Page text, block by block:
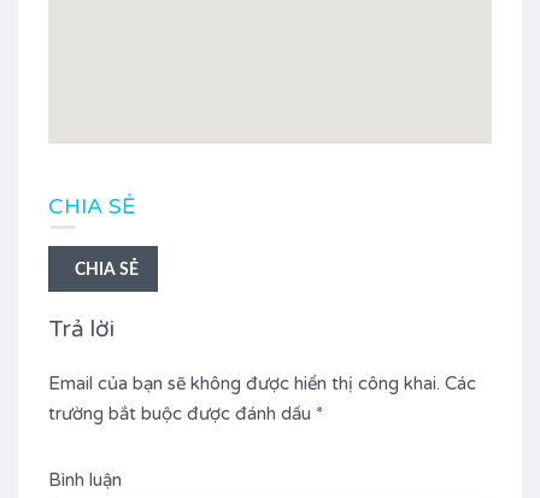
CHIA SẺ
CHIA SẺ
Trả lời
Email của bạn sẽ không được hiển thị công khai. Các
trường bắt buộc được đánh dấu *
Bình luận